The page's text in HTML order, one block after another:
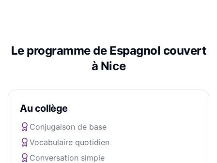
Le programme de Espagnol couvert
à Nice
Au collège
Conjugaison de base
Vocabulaire quotidien
Conversation simple